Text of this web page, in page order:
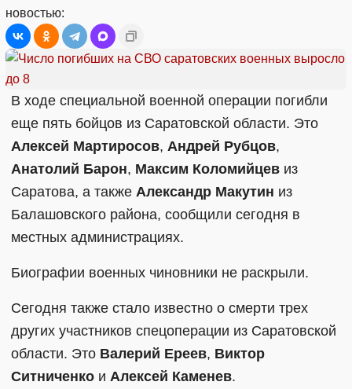
новостью:
В ходе специальной военной операции погибли
еще пять бойцов из Саратовской области. Это
Алексей Мартиросов, Андрей Рубцов,
Анатолий Барон, Максим Коломийцев из
Саратова, а также Александр Макутин из
Балашовского района, сообщили сегодня в
местных администрациях.
Биографии военных чиновники не раскрыли.
Сегодня также стало известно о смерти трех
других участников спецоперации из Саратовской
области. Это Валерий Ереев, Виктор
Ситниченко и Алексей Каменев.